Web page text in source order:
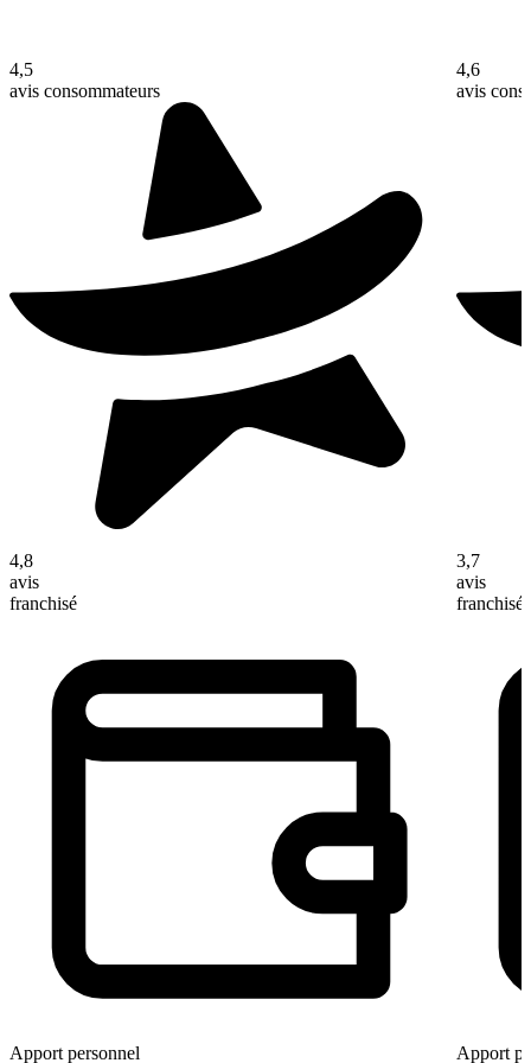
4,5
avis consommateurs
4,8
avis
franchisé
Apport personnel
4,6
avis
3,7
avis
franchisé
Apport